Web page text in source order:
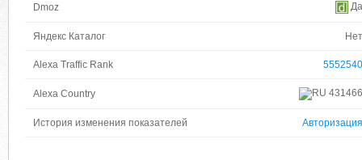
Dmoz Да
Яндекс Каталог Нет
Alexa Traffic Rank 5552540
Alexa Country 431466
История изменения показателей Авторизация